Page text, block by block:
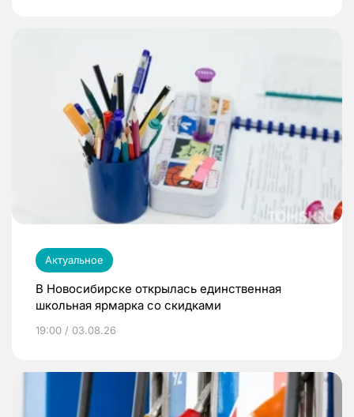
Актуальное
В Новосибирске открылась единственная
школьная ярмарка со скидками
19:00 / 03.08.26